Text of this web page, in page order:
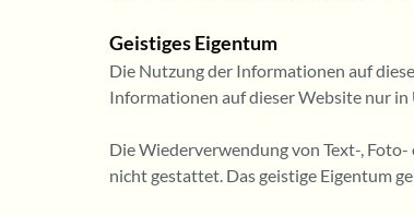
Geistiges Eigentum
Die Nutzung der Informationen auf
Informationen auf dieser Website nur
Die Wiederverwendung von Text-,
nicht gestattet. Das geistige Eigentum